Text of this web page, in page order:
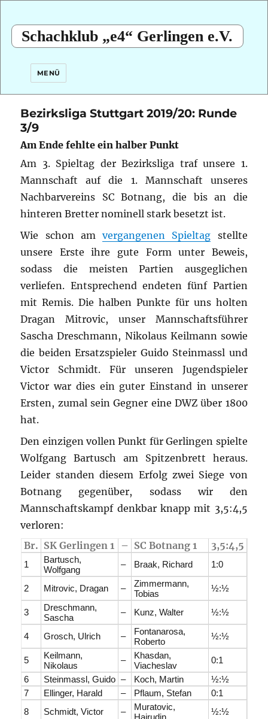
Schachklub „e4“ Gerlingen e.V.
MENÜ
Bezirksliga Stuttgart 2019/20: Runde
3/9
Am Ende fehlte ein halber Punkt
Am 3. Spieltag der Bezirksliga traf unsere 1.
Mannschaft auf die 1. Mannschaft unseres
Nachbarvereins SC Botnang, die bis an die
hinteren Bretter nominell stark besetzt ist.
Wie schon amvergangenen Spieltag stellte
unsere Erste ihre gute Form unter Beweis,
sodass die meisten Partien ausgeglichen
verliefen. Entsprechend endeten fünf Partien
mit Remis. Die halben Punkte für uns holten
Dragan Mitrovic, unser Mannschaftsführer
Sascha Dreschmann, Nikolaus Keilmann sowie
die beiden Ersatzspieler Guido Steinmassl und
Victor Schmidt. Für unseren Jugendspieler
Victor war dies ein guter Einstand in unserer
Ersten, zumal sein Gegner eine DWZ über 1800
hat.
Den einzigen vollen Punkt für Gerlingen spielte
Wolfgang Bartusch am Spitzenbrett heraus.
Leider standen diesem Erfolg zwei Siege von
Botnang gegenüber, sodass wir den
Mannschaftskampf denkbar knapp mit 3,5:4,5
verloren:
Br. SK Gerlingen 1 – SC Botnang 1 3,5:4,5
1
Bartusch,
Wolfgang
– Braak, Richard 1:0
2 Mitrovic, Dragan –
Zimmermann,
Tobias
½:½
3
Dreschmann,
Sascha
– Kunz, Walter ½:½
4 Grosch, Ulrich –
Fontanarosa,
Roberto
½:½
5
Keilmann,
Nikolaus
–
Khasdan,
Viacheslav
0:1
6
Steinmassl, Guido – Koch, Martin
½:½
7
Ellinger, Harald – Pflaum, Stefan
0:1
8
Schmidt, Victor –
Muratovic,
½:½